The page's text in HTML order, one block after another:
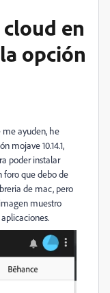
en
opción
me ayuden, he
mojave 10.14.1,
poder instalar
foro que debo de
de mac, pero
muestro